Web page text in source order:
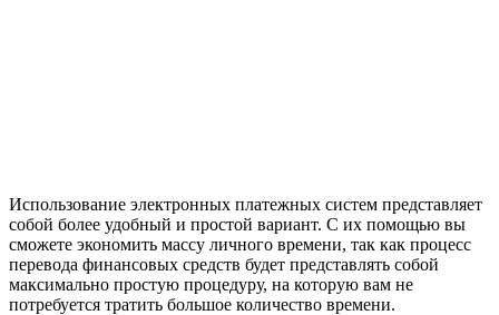
Использование электронных платежных систем представляет
собой более удобный и простой вариант. С их помощью вы
сможете экономить массу личного времени, так как процесс
перевода финансовых средств будет представлять собой
максимально простую процедуру, на которую вам не
потребуется тратить большое количество времени.